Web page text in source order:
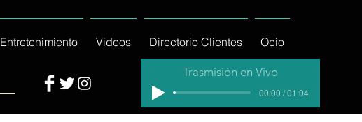
Entretenimiento Videos Directorio Clientes Ocio
Trasmisión en Vivo
00:00 / 01:04